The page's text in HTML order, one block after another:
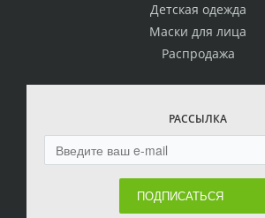
Детская одежда
Маски для лица
Распродажа
РАССЫЛКА
ПОДПИСАТЬСЯ